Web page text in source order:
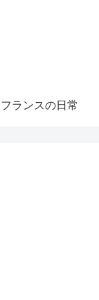
フランスの日常